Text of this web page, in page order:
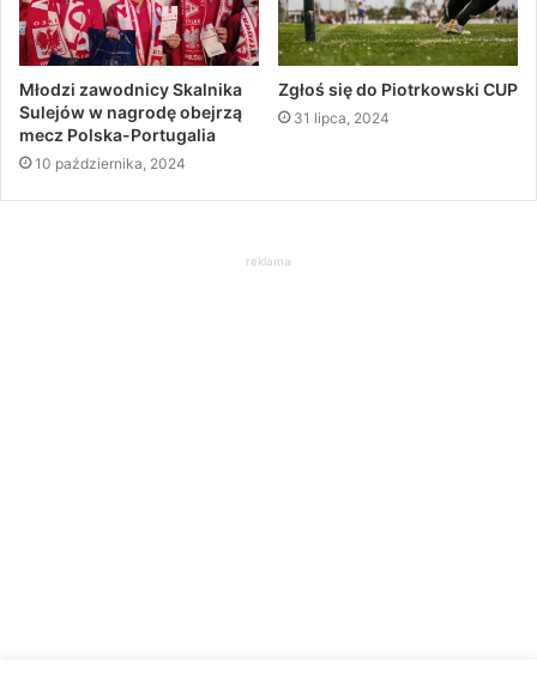
Młodzi zawodnicy Skalnika
Sulejów w nagrodę obejrzą
mecz Polska-Portugalia
10 października, 2024
Zgłoś się do Piotrkowski CUP
31 lipca, 2024
reklama